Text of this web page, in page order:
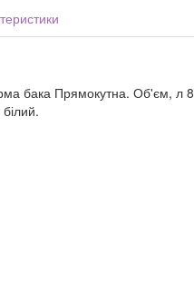
бака Прямокутна. Об'єм, л